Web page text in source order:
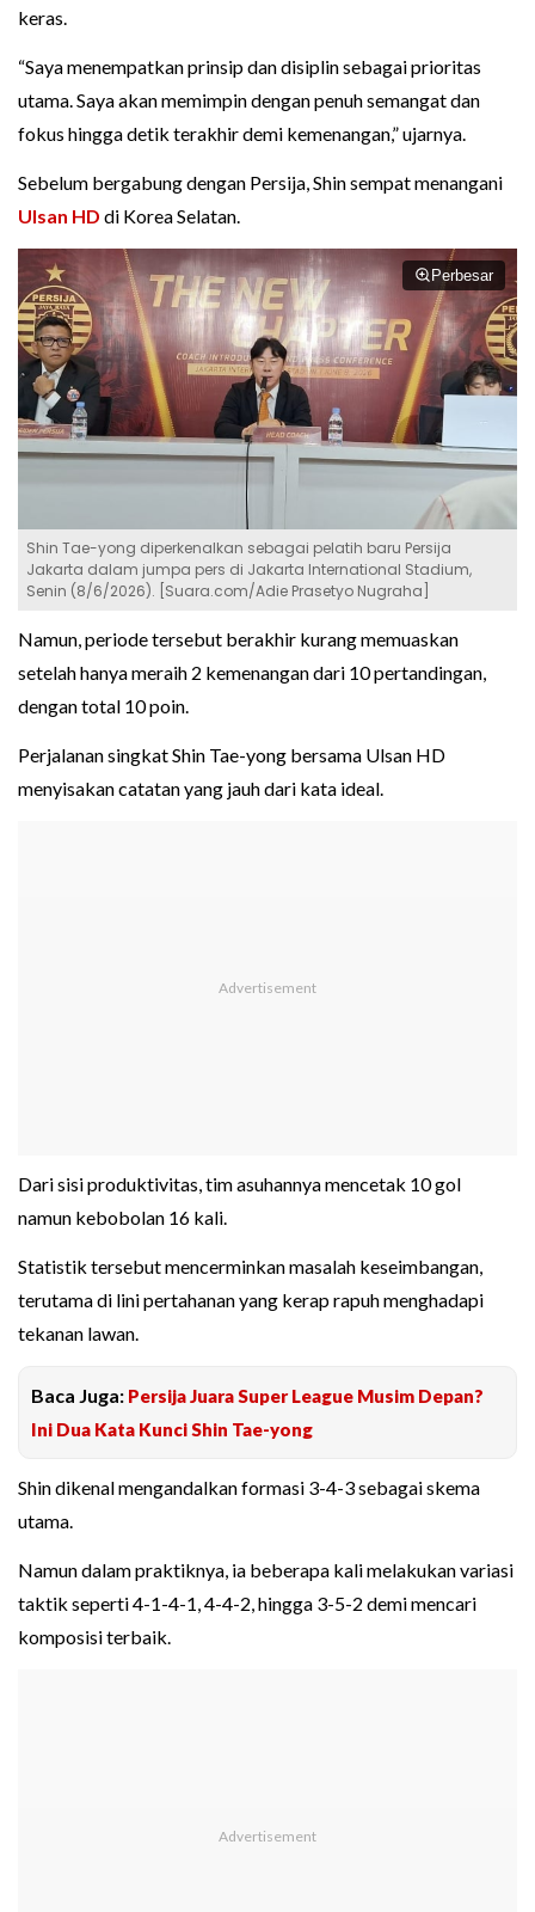
keras.
“Saya menempatkan prinsip dan disiplin sebagai prioritas
utama. Saya akan memimpin dengan penuh semangat dan
fokus hingga detik terakhir demi kemenangan,” ujarnya.
Sebelum bergabung dengan Persija, Shin sempat menangani
Ulsan HD di Korea Selatan.
Perbesar
Shin Tae-yong diperkenalkan sebagai pelatih baru Persija
Jakarta dalam jumpa pers di Jakarta International Stadium,
Senin (8/6/2026). [Suara.com/Adie Prasetyo Nugraha]
Namun, periode tersebut berakhir kurang memuaskan
setelah hanya meraih 2 kemenangan dari 10 pertandingan,
dengan total 10 poin.
Perjalanan singkat Shin Tae-yong bersama Ulsan HD
menyisakan catatan yang jauh dari kata ideal.
Dari sisi produktivitas, tim asuhannya mencetak 10 gol
namun kebobolan 16 kali.
Statistik tersebut mencerminkan masalah keseimbangan,
terutama di lini pertahanan yang kerap rapuh menghadapi
tekanan lawan.
Baca Juga: Persija Juara Super League Musim Depan?
Ini Dua Kata Kunci Shin Tae-yong
Shin dikenal mengandalkan formasi 3-4-3 sebagai skema
utama.
Namun dalam praktiknya, ia beberapa kali melakukan variasi
taktik seperti 4-1-4-1, 4-4-2, hingga 3-5-2 demi mencari
komposisi terbaik.